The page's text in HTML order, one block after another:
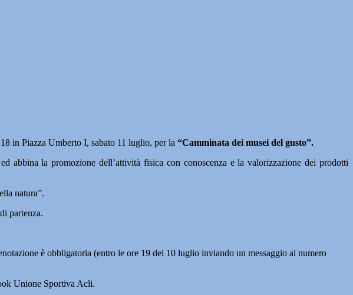
in Piazza Umberto I, sabato 11 luglio, per la “Camminata dei musei del gusto”.
abbina la promozione dell’attività fisica con conoscenza e la valorizzazione dei prodotti
natura”.
partenza.
è obbligatoria (entro le ore 19 del 10 luglio inviando un messaggio al numero
Unione Sportiva Acli.